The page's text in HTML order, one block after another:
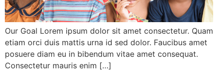
Our Goal Lorem ipsum dolor sit amet consectetur. Quam
etiam orci duis mattis urna id sed dolor. Faucibus amet
posuere diam eu in bibendum vitae amet consequat.
Consectetur mauris enim […]